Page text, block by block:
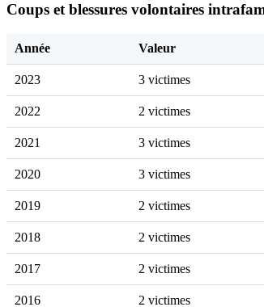
Coups et blessures volontaires
Année Valeur
2023 3 victimes
2022 2 victimes
2021 3 victimes
2020 3 victimes
2019 2 victimes
2018 2 victimes
2017 2 victimes
2016 2 victimes